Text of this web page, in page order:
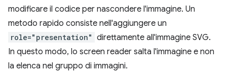
modificare il codice per nascondere l'immagine. Un
metodo rapido consiste nell'aggiungere un
role="presentation" direttamente all'immagine SVG.
In questo modo, lo screen reader salta l'immagine e non
la elenca nel gruppo di immagini.